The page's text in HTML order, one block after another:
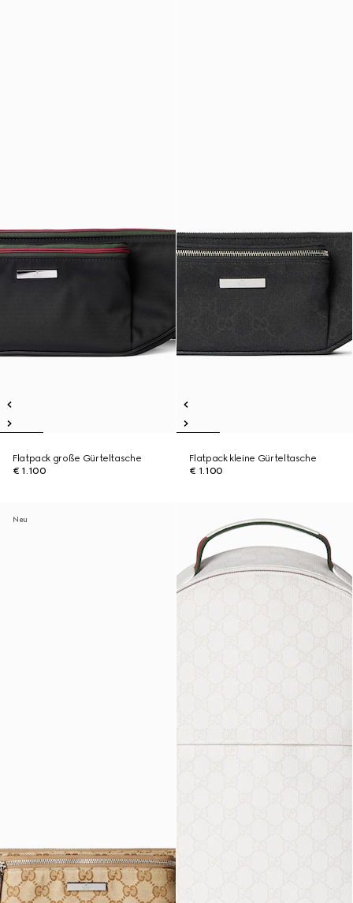
Flatpack große Gürteltasche
€ 1.100
Flatpack kleine Gürteltasche
€ 1.100
Neu